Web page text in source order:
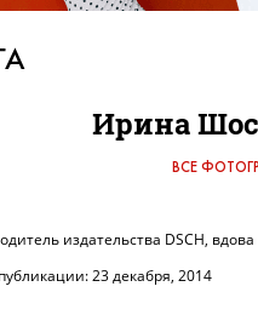
Ирина
ВСЕ
издательства DSCH,
23 декабря, 2014